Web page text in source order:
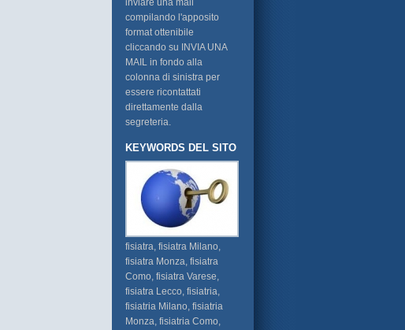
inviare una mail
compilando l'apposito
format ottenibile
cliccando su INVIA UNA
MAIL in fondo alla
colonna di sinistra per
essere ricontattati
direttamente dalla
segreteria.
KEYWORDS DEL SITO
fisiatra, fisiatra Milano,
fisiatra Monza, fisiatra
Como, fisiatra Varese,
fisiatra Lecco, fisiatria,
fisiatria Milano, fisiatria
Monza, fisiatria Como,